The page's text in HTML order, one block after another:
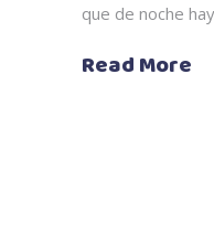
que de noche
Read More